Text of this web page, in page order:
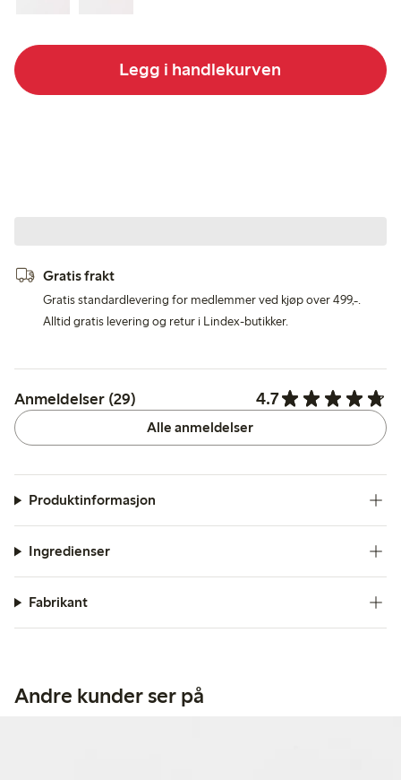
Legg i handlekurven
Gratis frakt
Gratis standardlevering for medlemmer ved kjøp over 499,-.
Alltid gratis levering og retur i Lindex-butikker.
Anmeldelser (29) 4.7
Alle anmeldelser
Produktinformasjon
Ingredienser
Fabrikant
Andre kunder ser på